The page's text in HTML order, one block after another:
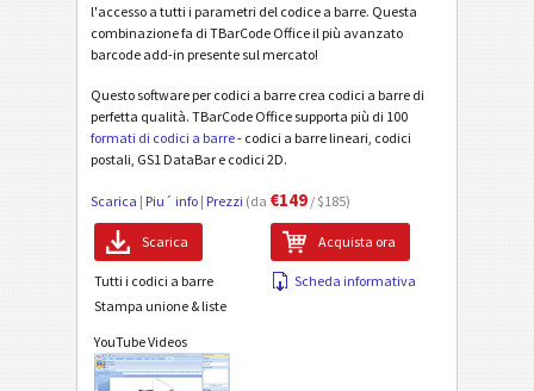
l'accesso a tutti i parametri del codice a barre. Questa
combinazione fa di TBarCode Office il più avanzato
barcode add-in presente sul mercato!
Questo software per codici a barre crea codici a barre di
perfetta qualità. TBarCode Office supporta più di 100
formati di codici a barre- codici a barre lineari, codici
postali, GS1 DataBar e codici 2D.
Scarica | Piu´ info | Prezzi (da €149 / $185)
Scarica Acquista ora
Scheda informativa
Tutti i codici a barre
Stampa unione & liste
YouTube Videos